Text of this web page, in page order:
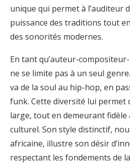
unique qui permet à l’auditeur
puissance des traditions tout
des sonorités modernes.
En tant qu’auteur-
ne se limite pas à un seul
va de la soul au hip-hop, en
funk. Cette diversité lui permet
large, tout en demeurant fidèle
culturel. Son style distinctif,
africaine, illustre son désir
respectant les fondements de